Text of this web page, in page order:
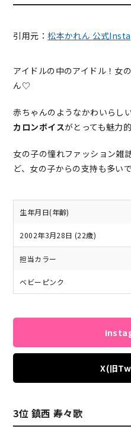
引用元：松本かれん 公式
アイドルの中のアイドル！女
ん♡
赤ちゃんのようなかわいらし
カロンボイスがとっても魅力的
女の子の憧れファッション雑
ど、女の子からの支持も多い
生年月日(年齢)
2002年3月28日 (22歳)
担当カラー
ベビーピンク
X(旧
3位 鎮西 寿々歌